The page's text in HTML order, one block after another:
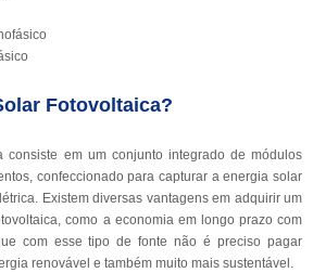
Fotovoltaica?
consiste em um conjunto integrado de módulos
confeccionado para capturar a energia solar
Existem diversas vantagens em adquirir um
como a economia em longo prazo com
com esse tipo de fonte não é preciso pagar
renovável e também muito mais sustentável.